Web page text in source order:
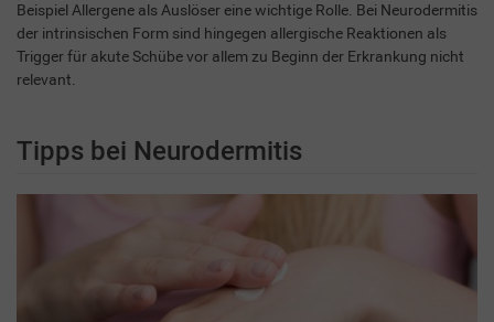
Beispiel Allergene als Auslöser eine wichtige Rolle. Bei Neurodermitis
der intrinsischen Form sind hingegen allergische Reaktionen als
Trigger für akute Schübe vor allem zu Beginn der Erkrankung nicht
relevant.
Tipps bei Neurodermitis